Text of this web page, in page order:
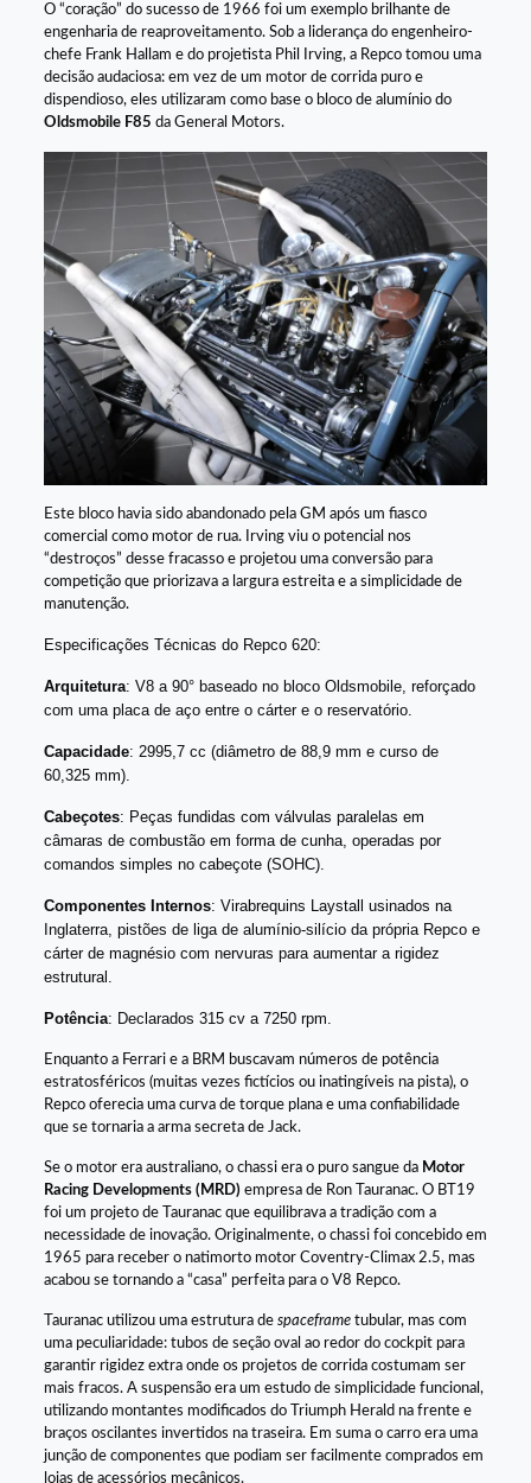
O “coração” do sucesso de 1966 foi um exemplo brilhante de
engenharia de reaproveitamento. Sob a liderança do engenheiro-
chefe Frank Hallam e do projetista Phil Irving, a Repco tomou uma
decisão audaciosa: em vez de um motor de corrida puro e
dispendioso, eles utilizaram como base o bloco de alumínio do
Oldsmobile F85 da General Motors.
Este bloco havia sido abandonado pela GM após um fiasco
comercial como motor de rua. Irving viu o potencial nos
“destroços” desse fracasso e projetou uma conversão para
competição que priorizava a largura estreita e a simplicidade de
manutenção.
Especificações Técnicas do Repco 620:
Arquitetura: V8 a 90° baseado no bloco Oldsmobile, reforçado
com uma placa de aço entre o cárter e o reservatório.
Capacidade: 2995,7 cc (diâmetro de 88,9 mm e curso de
60,325 mm).
Cabeçotes: Peças fundidas com válvulas paralelas em
câmaras de combustão em forma de cunha, operadas por
comandos simples no cabeçote (SOHC).
Componentes Internos: Virabrequins Laystall usinados na
Inglaterra, pistões de liga de alumínio-silício da própria Repco e
cárter de magnésio com nervuras para aumentar a rigidez
estrutural.
Potência: Declarados 315 cv a 7250 rpm.
Enquanto a Ferrari e a BRM buscavam números de potência
estratosféricos (muitas vezes fictícios ou inatingíveis na pista), o
Repco oferecia uma curva de torque plana e uma confiabilidade
que se tornaria a arma secreta de Jack.
Se o motor era australiano, o chassi era o puro sangue da Motor
Racing Developments (MRD) empresa de Ron Tauranac. O BT19
foi um projeto de Tauranac que equilibrava a tradição com a
necessidade de inovação. Originalmente, o chassi foi concebido em
1965 para receber o natimorto motor Coventry-Climax 2.5, mas
acabou se tornando a “casa” perfeita para o V8 Repco.
Tauranac utilizou uma estrutura de spaceframetubular, mas com
uma peculiaridade: tubos de seção oval ao redor do cockpit para
garantir rigidez extra onde os projetos de corrida costumam ser
mais fracos. A suspensão era um estudo de simplicidade funcional,
utilizando montantes modificados do Triumph Herald na frente e
braços oscilantes invertidos na traseira. Em suma o carro era uma
junção de componentes que podiam ser facilmente comprados em
lojas de acessórios mecânicos.